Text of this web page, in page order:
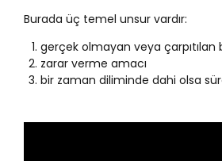
Burada üç temel unsur vardır:
gerçek olmayan veya çarpıtılan
zarar verme amacı
bir zaman diliminde dahi olsa 1
2